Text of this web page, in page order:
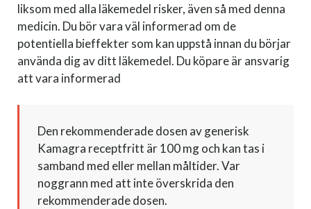
liksom med alla läkemedel risker, även så med denna
medicin. Du bör vara väl informerad om de
potentiella bieffekter som kan uppstå innan du börjar
använda dig av ditt läkemedel. Du köpare är ansvarig
att vara informerad
Den rekommenderade dosen av generisk
Kamagra receptfritt är 100 mg och kan tas i
samband med eller mellan måltider. Var
noggrann med att inte överskrida den
rekommenderade dosen.